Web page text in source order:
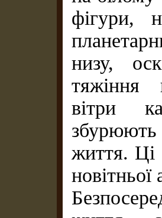
фігури,
низу,
тяжіння
вітри
життя. Ці
новітньої